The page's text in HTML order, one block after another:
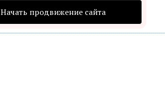
Начать продвижение сайта